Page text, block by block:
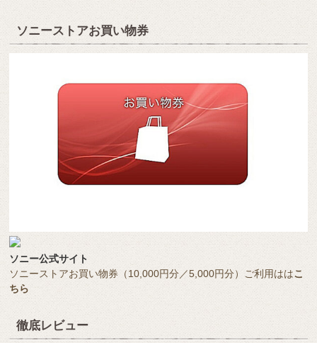
ソニーストアお買い物券
ソニー公式サイト
ソニーストアお買い物券（10,000円分／5,000円分）ご利用ははこ
ちら
徹底レビュー